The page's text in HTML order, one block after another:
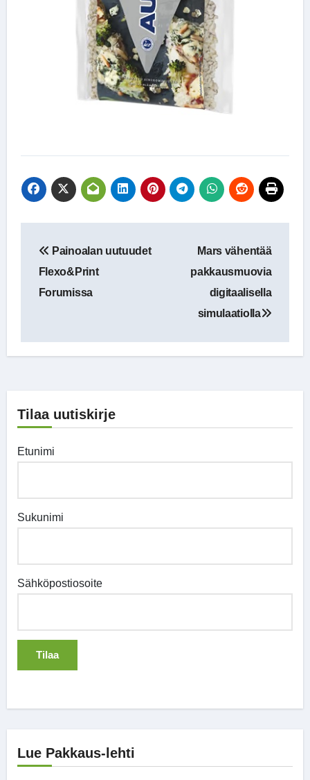
selaus
Painoalan uutuudet
Flexo&Print
Forumissa
Mars vähentää
pakkausmuovia
digitaalisella
simulaatiolla
Tilaa uutiskirje
Etunimi
Sukunimi
Sähköpostiosoite
Lue Pakkaus-lehti